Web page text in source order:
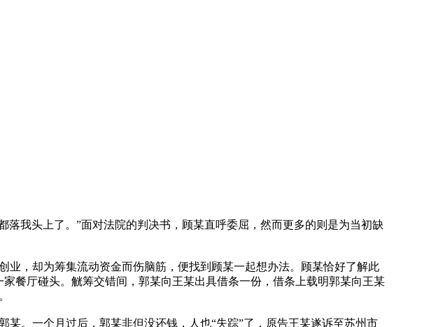
我头上了。”面对法院的判决书，顾某直呼委屈，然而更多的则是为当初缺
，却为筹集流动资金而伤脑筋，便找到顾某一起想办法。顾某恰好了解此
餐厅碰头。觥筹交错间，郭某向王某出具借条一份，借条上载明郭某向王某
。一个月过后，郭某非但没还钱，人也“失踪”了，原告王某遂诉至苏州市